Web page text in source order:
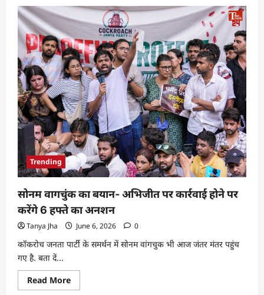
Trending
सोनम वागचुंक का बयान- अभिजीत पर कार्रवाई होने पर
करेंगे 6 हफ्ते का अनशन
Tanya Jha June 6, 2026 0
कॉकरोच जनता पार्टी के समर्थन में सोनम वांगचुक भी आज जंतर मंतर पहुंच
गए है. बता दें...
Read More